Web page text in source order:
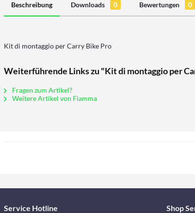
Beschreibung Downloads 0 Bewertungen 0
Kit di montaggio per Carry Bike Pro
Weiterführende Links zu "Kit di montaggio per
Fragen zum Artikel?
Weitere Artikel von Fiamma
Service Hotline Shop